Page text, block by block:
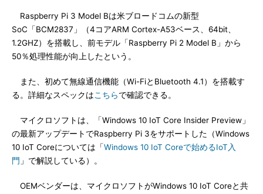
Raspberry Pi 3 Model Bは米ブロードコムの新型
SoC「BCM2837」（4コアARM Cortex-A53ベース、64bit、
1.2GHZ）を搭載し、前モデル「Raspberry Pi 2 Model B」から
50％処理性能が向上したという。
また、初めて無線通信機能（Wi-FiとBluetooth 4.1）を搭載す
る。詳細なスペックはこちらで確認できる。
マイクロソフトは、「Windows 10 IoT Core Insider Preview」
の最新アップデートでRaspberry Pi 3をサポートした（Windows
10 IoT Coreについては「Windows 10 IoT Coreで始めるIoT入
門 」で解説している）。
OEMベンダーは、マイクロソフトがWindows 10 IoT Coreと共